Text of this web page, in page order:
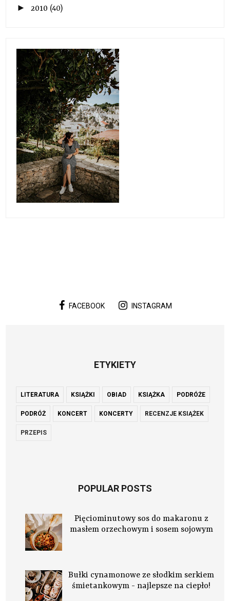
►2010 (40)
FACEBOOK INSTAGRAM
ETYKIETY
LITERATURA KSIĄŻKI OBIAD KSIĄŻKA PODRÓŻE
PODRÓŻ KONCERT KONCERTY RECENZJE KSIĄŻEK
PRZEPIS
POPULAR POSTS
Pięciominutowy sos do makaronu z
masłem orzechowym i sosem sojowym
Bułki cynamonowe ze słodkim serkiem
śmietankowym - najlepsze na ciepło!